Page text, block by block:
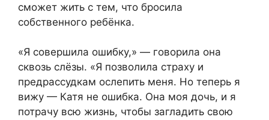
сможет жить с тем, что бросила
собственного ребёнка.
«Я совершила ошибку,» — говорила она
сквозь слёзы. «Я позволила страху и
предрассудкам ослепить меня. Но теперь я
вижу — Катя не ошибка. Она моя дочь, и я
потрачу всю жизнь, чтобы загладить свою